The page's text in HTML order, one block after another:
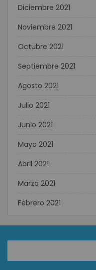
Diciembre 2021
Noviembre 2021
Octubre 2021
Septiembre 2021
Agosto 2021
Julio 2021
Junio 2021
Mayo 2021
Abril 2021
Marzo 2021
Febrero 2021
boletín